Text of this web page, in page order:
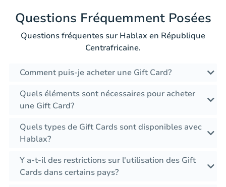
Questions Fréquemment Posées
Questions fréquentes sur Hablax en République
Centrafricaine.
Comment puis-je acheter une Gift Card?
Quels éléments sont nécessaires pour acheter
une Gift Card?
Quels types de Gift Cards sont disponibles avec
Hablax?
Y a-t-il des restrictions sur l'utilisation des Gift
Cards dans certains pays?